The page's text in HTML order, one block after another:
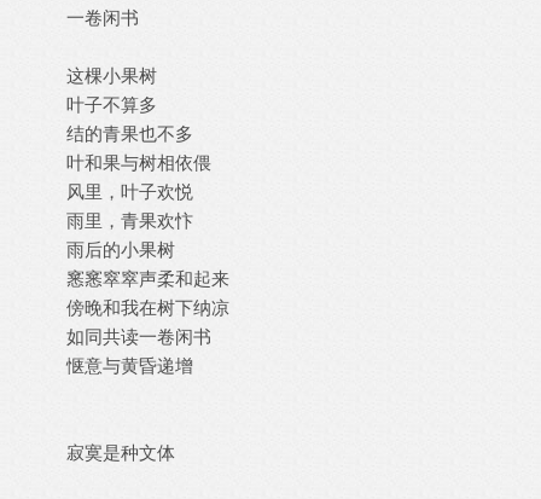
一卷闲书
这棵小果树
叶子不算多
结的青果也不多
叶和果与树相依偎
风里，叶子欢悦
雨里，青果欢忭
雨后的小果树
窸窸窣窣声柔和起来
傍晚和我在树下纳凉
如同共读一卷闲书
惬意与黄昏递增
寂寞是种文体